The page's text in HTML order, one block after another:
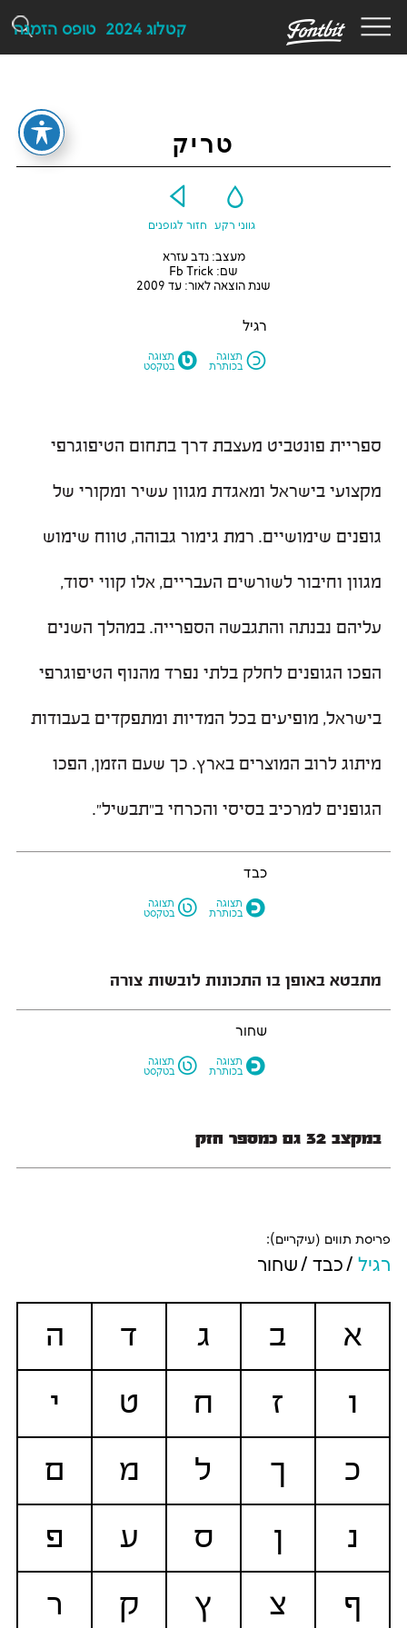
F קטלוג 2024 טופס הזמנה
טריק
Y
חזור לגופנים
G
גווני רקע
מעצב: נדב עזרא
שם: Fb Trick
שנת הוצאה לאור: עד 2009
רגיל
N תצוגה
בכותרת
M תצוגה
בטקסט
הגופנים למרכיב בסיסי והכרחי ב״תבשיל״.
כבד
O תצוגה
בכותרת
L תצוגה
בטקסט
מתבטא באופן בו התכונות לובשות צורה
שחור
O תצוגה
בכותרת
L תצוגה
בטקסט
במקצב 32 גם כמספר חזק
פריסת תווים (עיקריים):
רגיל כבד שחור
א ב ג ד
ה
ו
ז ח ט
י
כ
ך ל מ
ם
נ
ן ס ע
פ
ף
צ ץ ק ר